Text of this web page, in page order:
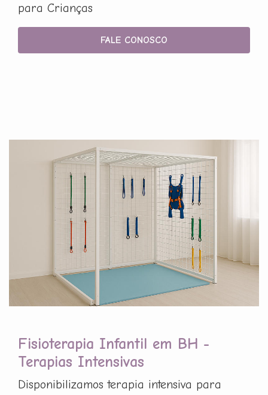
para Crianças
FALE CONOSCO
Fisioterapia Infantil em BH -
Terapias Intensivas
Disponibilizamos terapia intensiva para